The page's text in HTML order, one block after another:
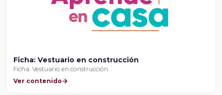
Ficha: Vestuario en construcción
Ficha: Vestuario en construcción
Ver contenido